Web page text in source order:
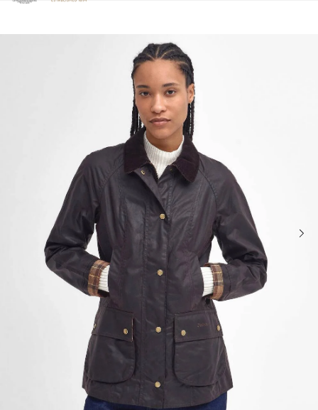
Clicca per visualizzare la nostra Dichiarazione di Accessibilità